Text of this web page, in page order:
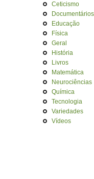
Ceticismo
Documentários
Educação
Física
Geral
História
Livros
Matemática
Neurociências
Química
Tecnologia
Variedades
Vídeos